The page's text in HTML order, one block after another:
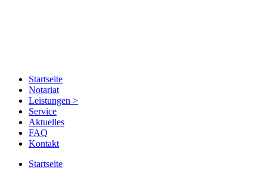
Startseite
Notariat
Leistungen >
Service
Aktuelles
FAQ
Kontakt
Startseite